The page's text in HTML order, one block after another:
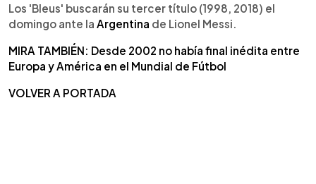
Los 'Bleus' buscarán su tercer título (1998, 2018) el
domingo ante la Argentina de Lionel Messi.
MIRA TAMBIÉN: Desde 2002 no había final inédita entre
Europa y América en el Mundial de Fútbol
VOLVER A PORTADA